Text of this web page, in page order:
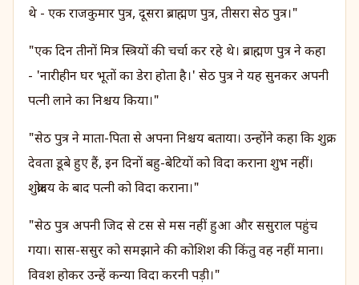
थे - एक राजकुमार पुत्र, दूसरा ब्राह्मण पुत्र, तीसरा सेठ पुत्र।"
"एक दिन तीनों मित्र स्त्रियों की चर्चा कर रहे थे। ब्राह्मण पुत्र ने कहा
- 'नारीहीन घर भूतों का डेरा होता है।' सेठ पुत्र ने यह सुनकर अपनी
पत्नी लाने का निश्चय किया।"
"सेठ पुत्र ने माता-पिता से अपना निश्चय बताया। उन्होंने कहा कि शुक्र
देवता डूबे हुए हैं, इन दिनों बहु-बेटियों को विदा कराना शुभ नहीं।
शुक्रोदय के बाद पत्नी को विदा कराना।"
"सेठ पुत्र अपनी जिद से टस से मस नहीं हुआ और ससुराल पहुंच
गया। सास-ससुर को समझाने की कोशिश की किंतु वह नहीं माना।
विवश होकर उन्हें कन्या विदा करनी पड़ी।"